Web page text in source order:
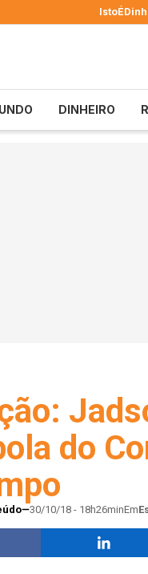
IstoÉ
DINHEIRO
do
30/10/18 - 18h26minEm